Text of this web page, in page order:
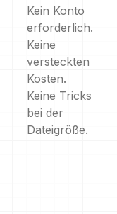
Kein Konto
erforderlich.
Keine
versteckten
Kosten.
Keine Tricks
bei der
Dateigröße.